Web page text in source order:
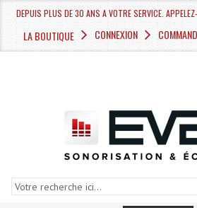
DEPUIS PLUS DE 30 ANS A VOTRE SERVICE.
LA BOUTIQUE CONNEXION